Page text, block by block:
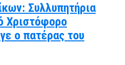
Συλλυπητήρια
Χριστόφορο
ο πατέρας του